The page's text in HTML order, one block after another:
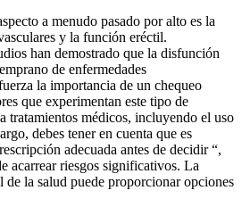
a menudo pasado por alto es la
y la función eréctil.
han demostrado que la disfunción
de enfermedades
la importancia de un chequeo
que experimentan este tipo de
tratamientos médicos, incluyendo el uso
debes tener en cuenta que es
adecuada antes de decidir “,
acarrear riesgos significativos. La
de la salud puede proporcionar opciones